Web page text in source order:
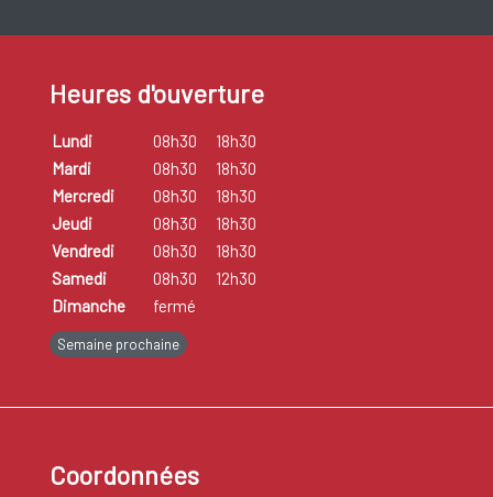
Heures d'ouverture
Lundi 08h30
18h30
Mardi
08h30
18h30
Mercredi
08h30
18h30
Jeudi
08h30
18h30
Vendredi
08h30
18h30
Samedi
08h30
12h30
Dimanche
fermé
Semaine prochaine
Coordonnées